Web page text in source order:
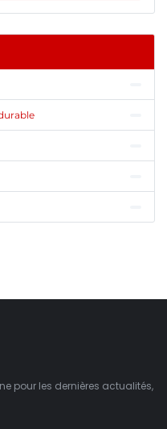
pour les dernières actualités,